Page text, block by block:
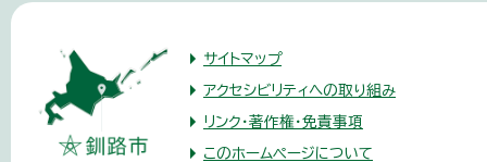
サイトマップ
アクセシビリティへの取り組み
リンク・著作権・免責事項
このホームページについて